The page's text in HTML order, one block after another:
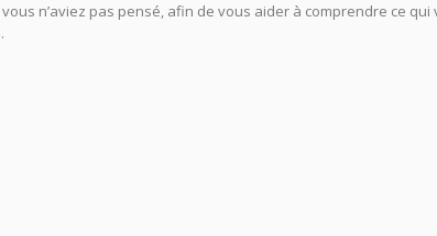
n’aviez pas pensé, afin de vous aider à comprendre ce